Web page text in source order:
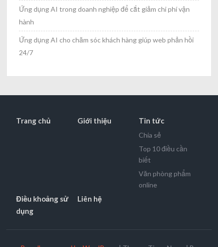
Ứng dụng AI trong doanh nghiệp để cắt giảm chi phí vận
hành
Ứng dụng AI cho chăm sóc khách hàng giúp web phản hồi
24/7
Trang chủ Giới thiệu Tin tức
Chia sẻ
Top 10 điều cần
biết
Văn phòng phẩm
online
Điều khoảng sử
dụng
Liên hệ